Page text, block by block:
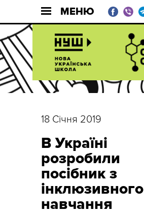
МЕНЮ
18 Січня 2019
В Україні
розробили
посібник з
інклюзивного
навчання